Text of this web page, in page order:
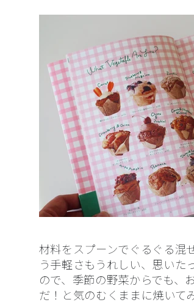
材料をスプーンでぐるぐる混
う手軽さもうれしい、思いた
ので、季節の野菜からでも、
だ！と気のむくままに焼いて